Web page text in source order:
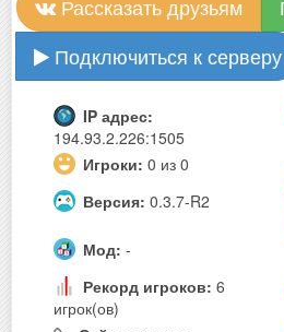
Рассказать друзьям
Подключиться к серверу
IP адрес:
194.93.2.226:1505
Игроки: 0 из 0
Версия: 0.3.7-R2
Мод: -
Рекорд игроков: 6
игрок(ов)